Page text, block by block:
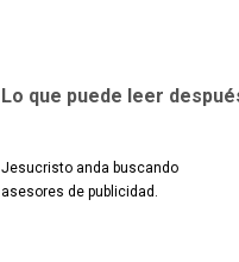
Lo que puede leer
Jesucristo anda buscando
asesores de publicidad.